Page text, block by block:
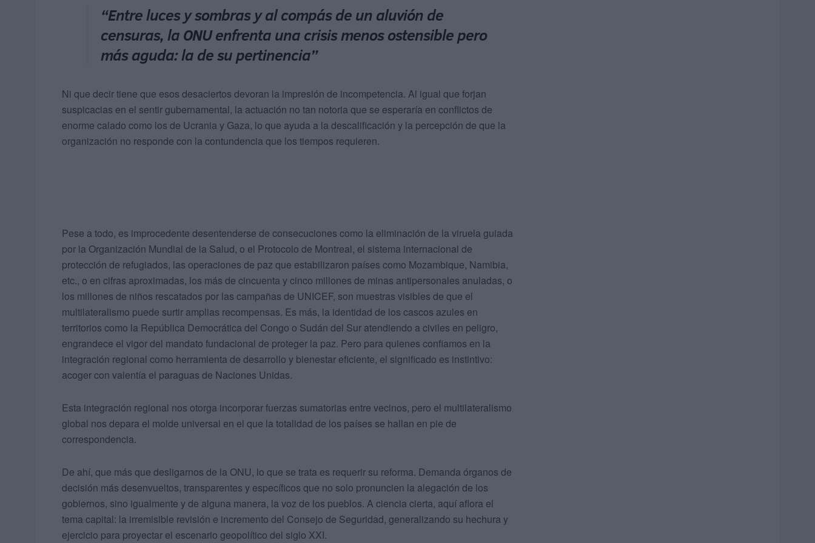
“Entre luces y sombras y al compás de un aluvión de
censuras, la ONU enfrenta una crisis menos ostensible pero
más aguda: la de su pertinencia”
Ni que decir tiene que esos desaciertos devoran la impresión de incompetencia. Al igual que forjan
suspicacias en el sentir gubernamental, la actuación no tan notoria que se esperaría en conflictos de
enorme calado como los de Ucrania y Gaza, lo que ayuda a la descalificación y la percepción de que la
organización no responde con la contundencia que los tiempos requieren.
Pese a todo, es improcedente desentenderse de consecuciones como la eliminación de la viruela guiada
por la Organización Mundial de la Salud, o el Protocolo de Montreal, el sistema internacional de
protección de refugiados, las operaciones de paz que estabilizaron países como Mozambique, Namibia,
etc., o en cifras aproximadas, los más de cincuenta y cinco millones de minas antipersonales anuladas, o
los millones de niños rescatados por las campañas de UNICEF, son muestras visibles de que el
multilateralismo puede surtir amplias recompensas. Es más, la identidad de los cascos azules en
territorios como la República Democrática del Congo o Sudán del Sur atendiendo a civiles en peligro,
engrandece el vigor del mandato fundacional de proteger la paz. Pero para quienes confiamos en la
integración regional como herramienta de desarrollo y bienestar eficiente, el significado es instintivo:
acoger con valentía el paraguas de Naciones Unidas.
Esta integración regional nos otorga incorporar fuerzas sumatorias entre vecinos, pero el multilateralismo
global nos depara el molde universal en el que la totalidad de los países se hallan en pie de
correspondencia.
De ahí, que más que desligarnos de la ONU, lo que se trata es requerir su reforma. Demanda órganos de
decisión más desenvueltos, transparentes y específicos que no solo pronuncien la alegación de los
gobiernos, sino igualmente y de alguna manera, la voz de los pueblos. A ciencia cierta, aquí aflora el
tema capital: la irremisible revisión e incremento del Consejo de Seguridad, generalizando su hechura y
ejercicio para proyectar el escenario geopolítico del siglo XXI.